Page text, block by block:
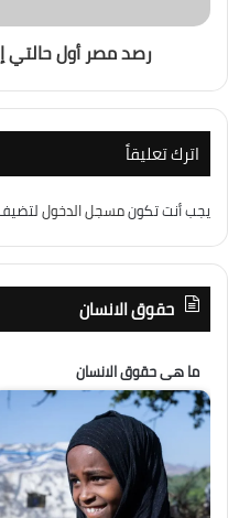
رصد مصر أول حالتي
اترك تعليقاً
يجب أنت تكونمسجل الدخول
حقوق الانسان
ما هى حقوق الانسان